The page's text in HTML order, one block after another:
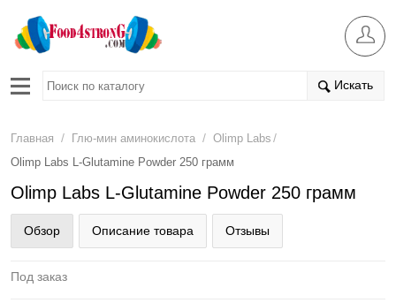
Искать
Главная / Глю-мин аминокислота / Olimp Labs /
Olimp Labs L-Glutamine Powder 250 грамм
Olimp Labs L-Glutamine Powder 250 грамм
Обзор Описание товара Отзывы
Под заказ